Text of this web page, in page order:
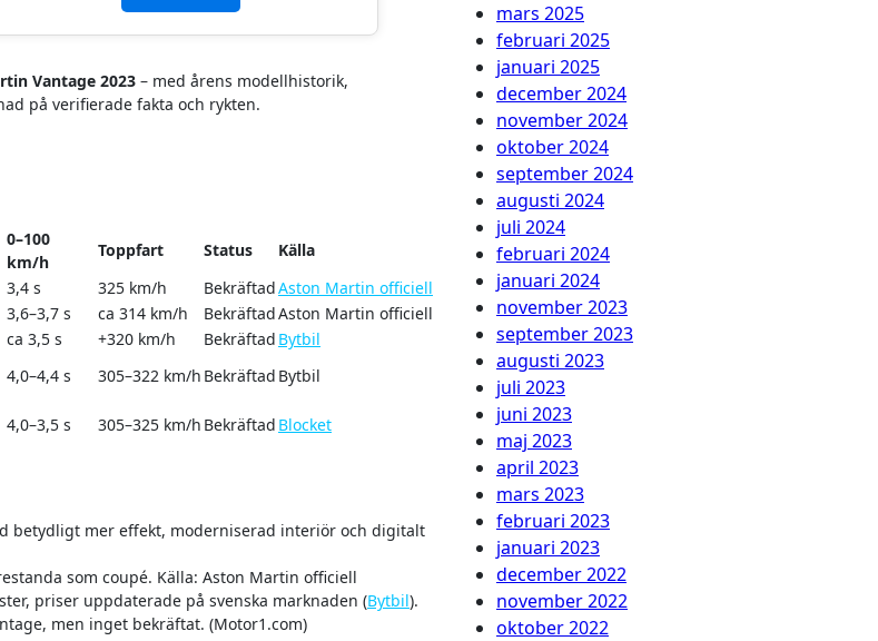
Vantage 2023 – med årens modellhistorik,
på verifierade fakta och rykten.
0–100
km/h
Toppfart Status
Källa
3,4 s 325 km/h BekräftadAston Martin officiell
3,6–3,7 s ca 314 km/h BekräftadAston Martin officiell
ca 3,5 s +320 km/h Bekräftad Bytbil
4,0–4,4 s 305–322 km/h Bekräftad Bytbil
4,0–3,5 s 305–325 km/h Bekräftad Blocket
betydligt mer effekt, moderniserad interiör och digitalt
som coupé. Källa: Aston Martin officiell
priser uppdaterade på svenska marknaden (Bytbil).
men inget bekräftat. (Motor1.com)
mars 2025
februari 2025
januari 2025
december 2024
november 2024
oktober 2024
september 2024
augusti 2024
juli 2024
februari 2024
januari 2024
november 2023
september 2023
augusti 2023
juli 2023
juni 2023
maj 2023
april 2023
mars 2023
februari 2023
januari 2023
december 2022
november 2022
oktober 2022